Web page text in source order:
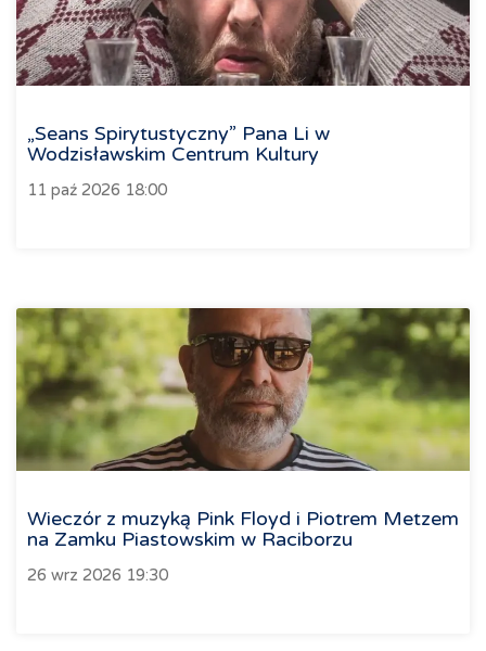
„Seans Spirytustyczny” Pana Li w
Wodzisławskim Centrum Kultury
11 paź 2026 18:00
Wieczór z muzyką Pink Floyd i Piotrem Metzem
na Zamku Piastowskim w Raciborzu
26 wrz 2026 19:30